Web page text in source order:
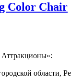
Color Chair
области,